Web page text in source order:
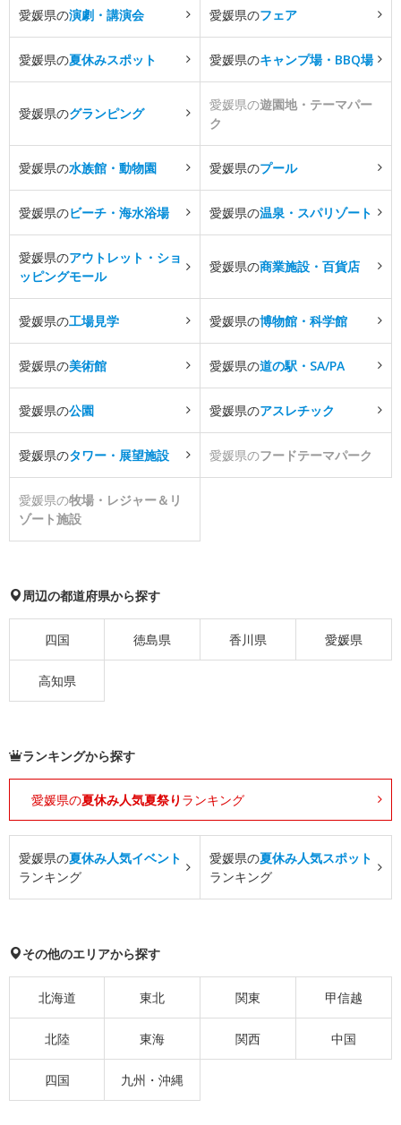
愛媛県の演劇・講演会 愛媛県のフェア
愛媛県の夏休みスポット 愛媛県のキャンプ場・BBQ場
愛媛県のグランピング
愛媛県の遊園地・テーマパー
ク
愛媛県の水族館・動物園 愛媛県のプール
愛媛県のビーチ・海水浴場 愛媛県の温泉・スパリゾート
愛媛県のアウトレット・ショ
ッピングモール
愛媛県の商業施設・百貨店
愛媛県の工場見学 愛媛県の博物館・科学館
愛媛県の美術館 愛媛県の道の駅・SA/PA
愛媛県の公園 愛媛県のアスレチック
愛媛県のタワー・展望施設 愛媛県のフードテーマパーク
愛媛県の牧場・レジャー＆リ
ゾート施設
周辺の都道府県から探す
四国 徳島県 香川県 愛媛県
高知県
ランキングから探す
愛媛県の夏休み人気夏祭り ランキング
愛媛県の夏休み人気イベント
ランキング
愛媛県の夏休み人気スポット
ランキング
その他のエリアから探す
北海道 東北 関東 甲信越
北陸 東海 関西 中国
四国 九州・沖縄